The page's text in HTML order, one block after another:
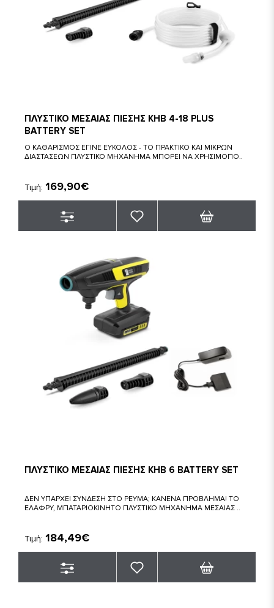
ΠΛΥΣΤΙΚΟ ΜΕΣΑΙΑΣ ΠΙΕΣΗΣ KHB 4-18 PLUS
BATTERY SET
Ο ΚΑΘΑΡΙΣΜΟΣ ΕΓΙΝΕ ΕΥΚΟΛΟΣ - ΤΟ ΠΡΑΚΤΙΚΟ ΚΑΙ ΜΙΚΡΩΝ
ΔΙΑΣΤΑΣΕΩΝ ΠΛΥΣΤΙΚΟ ΜΗΧΑΝΗΜΑ ΜΠΟΡΕΙ ΝΑ ΧΡΗΣΙΜΟΠΟ..
Τιμή: 169,90€
ΠΛΥΣΤΙΚΟ ΜΕΣΑΙΑΣ ΠΙΕΣΗΣ KHB 6 BATTERY SET
ΔΕΝ ΥΠΑΡΧΕΙ ΣΥΝΔΕΣΗ ΣΤΟ ΡΕΥΜΑ; ΚΑΝΕΝΑ ΠΡΟΒΛΗΜΑ! ΤΟ
ΕΛΑΦΡΥ, ΜΠΑΤΑΡΙΟΚΙΝΗΤΟ ΠΛΥΣΤΙΚΟ ΜΗΧΑΝΗΜΑ ΜΕΣΑΙΑΣ ..
Τιμή: 184,49€